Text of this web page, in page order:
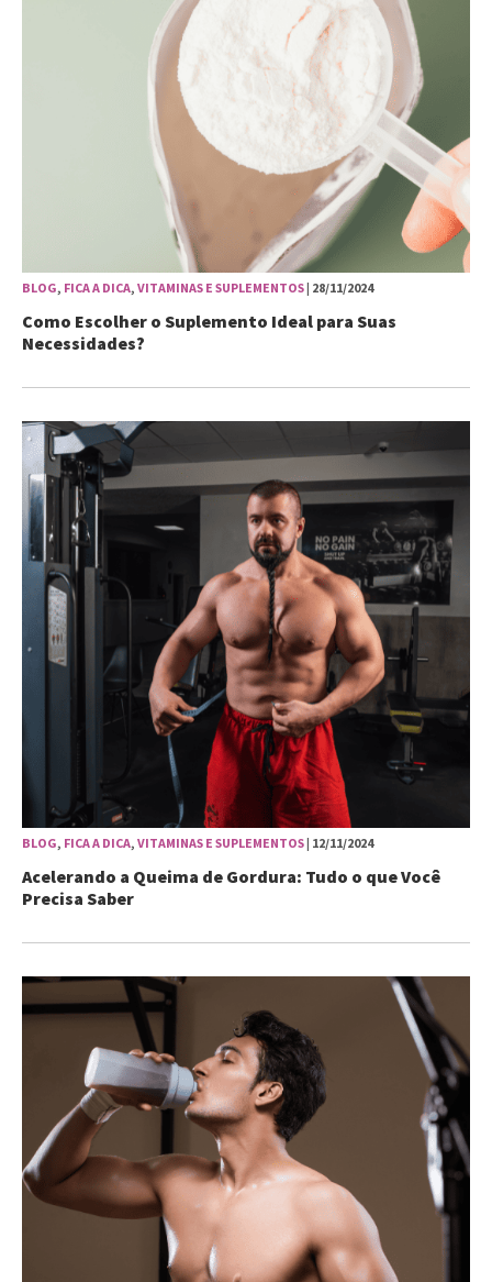
BLOG, FICA A DICA, VITAMINAS E SUPLEMENTOS| 28/11/2024
Como Escolher o Suplemento Ideal para Suas
Necessidades?
BLOG, FICA A DICA, VITAMINAS E SUPLEMENTOS| 12/11/2024
Acelerando a Queima de Gordura: Tudo o que Você
Precisa Saber